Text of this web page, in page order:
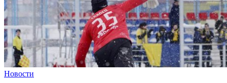
Новости